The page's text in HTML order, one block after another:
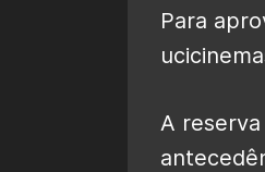
Para
A